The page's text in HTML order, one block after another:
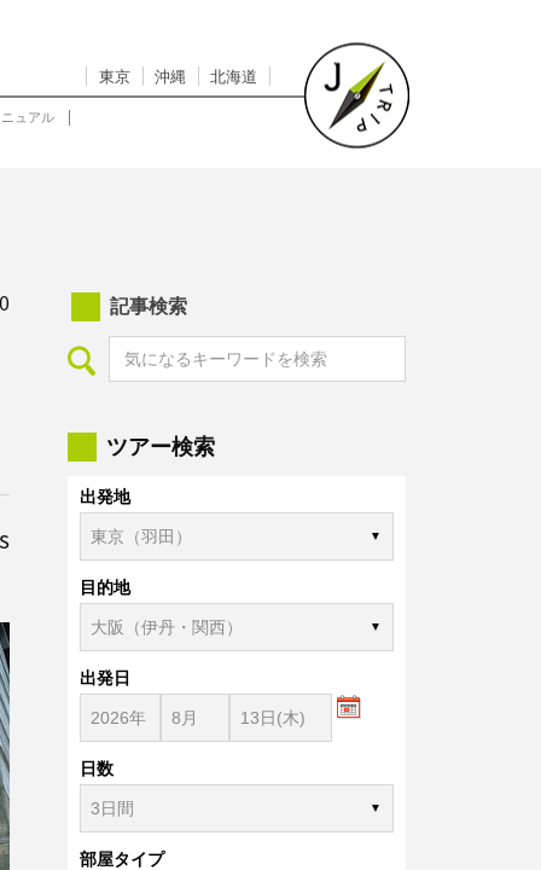
東京 沖縄 北海道
ュアル
記事検索
ツアー検索
出発地
目的地
出発日
日数
部屋タイプ